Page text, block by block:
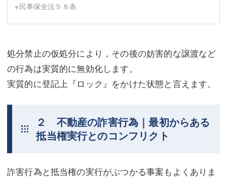
※民事保全法５８条
処分禁止の仮処分により，その後の妨害的な譲渡など
の行為は実質的に無効化します。
実質的に登記上『ロック』をかけた状態と言えます。
２ 不動産の詐害行為｜最初からある
抵当権実行とのコンフリクト
詐害行為と抵当権の実行がぶつかる事案もよくありま